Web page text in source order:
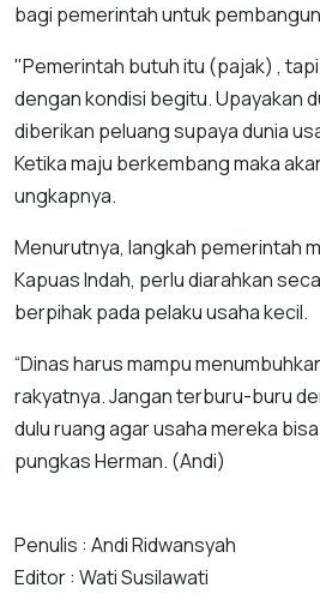
bagi pemerintah untuk
"Pemerintah butuh itu (pajak) ,
dengan kondisi begitu. Upayakan
diberikan peluang supaya dunia
Ketika maju berkembang maka
ungkapnya.
Menurutnya, langkah pemerintah
Kapuas Indah, perlu diarahkan
berpihak pada pelaku usaha kecil.
“Dinas harus mampu
rakyatnya. Jangan terburu-buru
dulu ruang agar usaha mereka
pungkas Herman. (Andi)
Penulis : Andi Ridwansyah
Editor : Wati Susilawati